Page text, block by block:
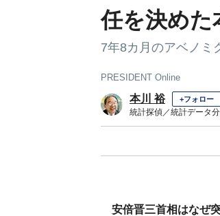
任を決めた
7年8カ月のアベノミ
PRESIDENT Online
本川 裕 +フォロー
統計探偵／統計データ
安倍晋三首相はなぜ